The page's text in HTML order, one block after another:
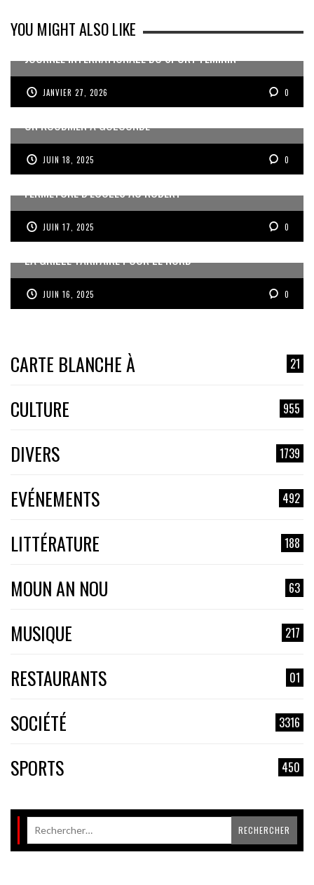
YOU MIGHT ALSO LIKE
JOURNÉE INTERNATIONALE DU SPORT FÉMININ
JANVIER 27, 2026 0
UN KOUDMEN À GOLCONDE
JUIN 18, 2025 0
FERMETURE D’ÉCOLES AU ROBERT
JUIN 17, 2025 0
LA GRILLE TARIFAIRE POUR LE NORD
JUIN 16, 2025 0
CARTE BLANCHE À 21
CULTURE 955
DIVERS 1739
EVÉNEMENTS 492
LITTÉRATURE 188
MOUN AN NOU 63
MUSIQUE 217
RESTAURANTS 01
SOCIÉTÉ 3316
SPORTS 450